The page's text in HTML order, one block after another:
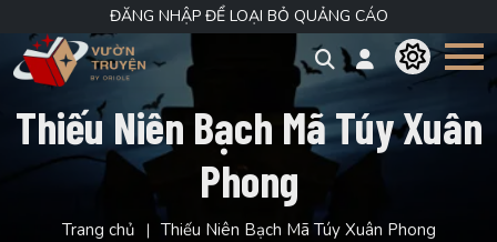
ĐĂNG NHẬP ĐỂ LOẠI BỎ QUẢNG CÁO
Thiếu Niên Bạch Mã Túy Xuân
Phong
Trang chủ Thiếu Niên Bạch Mã Túy Xuân Phong